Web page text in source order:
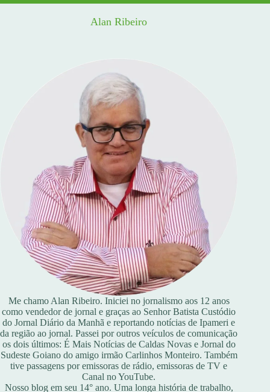
Alan Ribeiro
Me chamo Alan Ribeiro. Iniciei no jornalismo aos 12 anos
como vendedor de jornal e graças ao Senhor Batista Custódio
do Jornal Diário da Manhã e reportando notícias de Ipameri e
da região ao jornal. Passei por outros veículos de comunicação
os dois últimos: É Mais Notícias de Caldas Novas e Jornal do
Sudeste Goiano do amigo irmão Carlinhos Monteiro. Também
tive passagens por emissoras de rádio, emissoras de TV e
Canal no YouTube.
Nosso blog em seu 14° ano. Uma longa história de trabalho,